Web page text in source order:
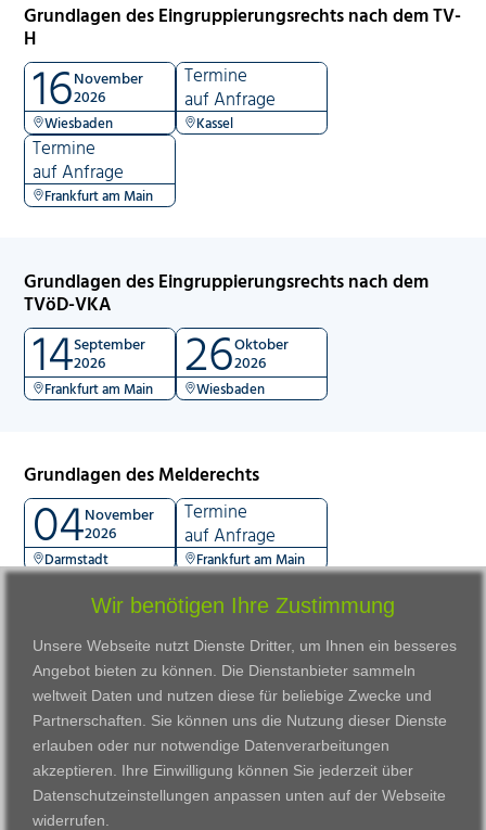
Grundlagen des Eingruppierungsrechts nach dem TV-
H
16November
2026
Wiesbaden
Termine
auf Anfrage
Kassel
Termine
auf Anfrage
Frankfurt am Main
Grundlagen des Eingruppierungsrechts nach dem
TVöD-VKA
14September
2026
Frankfurt am Main 26Oktober
2026
Wiesbaden
Grundlagen des Melderechts
04November
2026
Darmstadt
Termine
auf Anfrage
Frankfurt am Main
VWAK
Karriere
Links
Standorte
Darmstadt
Bildungsangebot
Ausbildung
Wir benötigen Ihre Zustimmung
Unsere Webseite nutzt Dienste Dritter, um Ihnen ein besseres
Angebot bieten zu können. Die Dienstanbieter sammeln
weltweit Daten und nutzen diese für beliebige Zwecke und
Partnerschaften. Sie können uns die Nutzung dieser Dienste
erlauben oder nur notwendige Datenverarbeitungen
akzeptieren. Ihre Einwilligung können Sie jederzeit über
Datenschutzeinstellungen anpassen unten auf der Webseite
widerrufen.